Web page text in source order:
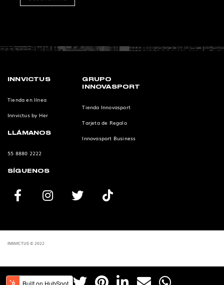
INNVICTUS
Tienda en línea
Innvictus by Her
LLÁMANOS
55 8880 2222
GRUPO
INNOVASPORT
Tienda Innovasport
Tarjeta de Regalo
Innovasport Business
SÍGUENOS
INNVICTUS © 2022